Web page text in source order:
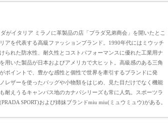
がイタリア ミラノに革製品の店「プラダ兄弟商会」を開いたとこ
アを代表する高級ファッションブランド。1990年代にはミウッチ
られた防水性、耐久性とコストパフォーマンスに優れた工業用ナ
用いた製品が日本およびアメリカで大ヒット。高級感のある三角
ポイントで、豊かな感性と個性で世界を牽引するブランドに発
レザーを使ったバッグや小物類をはじめ、見た目だけでなく機能
耐えうるキャンバス地のカナパシリーズも常に人気。スポーツラ
SPORT)および姉妹ブランドmiu miu(ミュウミュウ)がある。